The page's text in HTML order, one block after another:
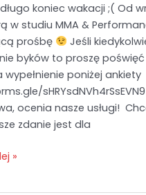
koniec wakacji ;( Od
w studiu MMA &
prośbę
Jeśli
byków to proszę poświęć
wypełnienie poniżej
ocenia nasze usługi!
zdanie jest dla
»